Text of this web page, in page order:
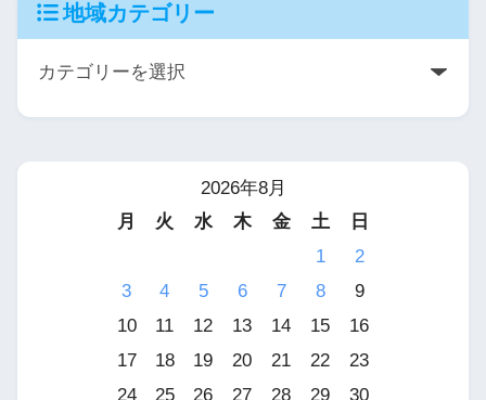
地域カテゴリー
2026年8月
月
火 水 木 金 土
日
1
2
3
4 5 6 7 8
9
10
11 12 13 14 15
16
17
18 19 20 21 22
23
24
25 26 27 28 29
30